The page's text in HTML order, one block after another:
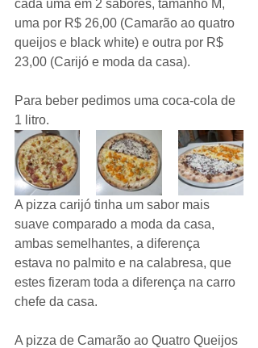
cada uma em 2 sabores, tamanho M,
uma por R$ 26,00 (Camarão ao quatro
queijos e black white) e outra por R$
23,00 (Carijó e moda da casa).
Para beber pedimos uma coca-cola de
1 litro.
A pizza carijó tinha um sabor mais
suave comparado a moda da casa,
ambas semelhantes, a diferença
estava no palmito e na calabresa, que
estes fizeram toda a diferença na carro
chefe da casa.
A pizza de Camarão ao Quatro Queijos